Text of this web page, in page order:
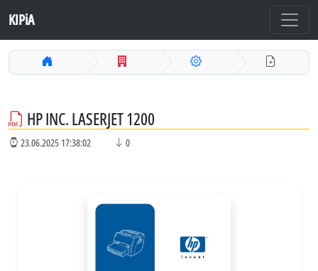
KIPiA
HP INC. LASERJET 1200
23.06.2025 17:38:02 0